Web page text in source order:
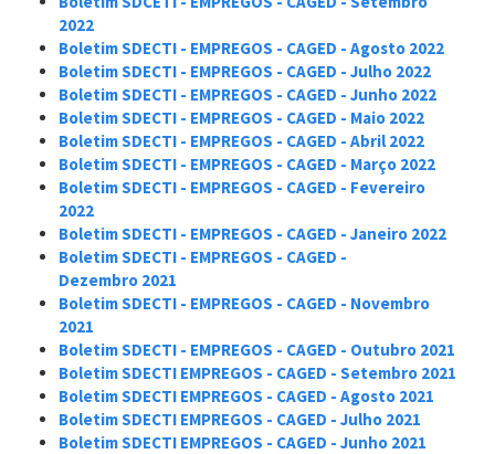
2022
Boletim SDECTI - EMPREGOS - CAGED - Agosto 2022
Boletim SDECTI - EMPREGOS - CAGED - Julho 2022
Boletim SDECTI - EMPREGOS - CAGED - Junho 2022
Boletim SDECTI - EMPREGOS - CAGED - Maio 2022
Boletim SDECTI - EMPREGOS - CAGED - Abril 2022
Boletim SDECTI - EMPREGOS - CAGED - Março 2022
Boletim SDECTI - EMPREGOS - CAGED - Fevereiro
2022
Boletim SDECTI - EMPREGOS - CAGED - Janeiro 2022
Boletim SDECTI - EMPREGOS - CAGED -
Dezembro 2021
Boletim SDECTI - EMPREGOS - CAGED - Novembro
2021
Boletim SDECTI - EMPREGOS - CAGED - Outubro 2021
Boletim SDECTI EMPREGOS - CAGED - Setembro 2021
Boletim SDECTI EMPREGOS - CAGED - Agosto 2021
Boletim SDECTI EMPREGOS - CAGED - Julho 2021
Boletim SDECTI EMPREGOS - CAGED - Junho 2021